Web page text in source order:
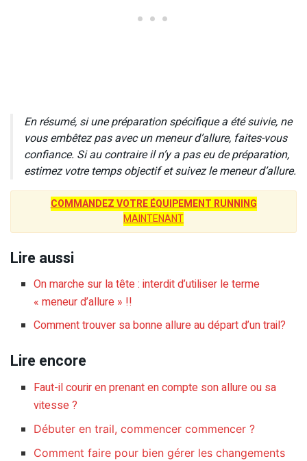
En résumé, si une préparation spécifique a été suivie, ne
vous embêtez pas avec un meneur d’allure, faites-vous
confiance. Si au contraire il n’y a pas eu de préparation,
estimez votre temps objectif et suivez le meneur d’allure.
COMMANDEZ VOTRE ÉQUIPEMENT RUNNING
MAINTENANT
Lire aussi
On marche sur la tête : interdit d’utiliser le terme
« meneur d’allure » !!
Comment trouver sa bonne allure au départ d’un trail?
Lire encore
Faut-il courir en prenant en compte son allure ou sa
vitesse ?
Débuter en trail, commencer commencer ?
Comment faire pour bien gérer les changements